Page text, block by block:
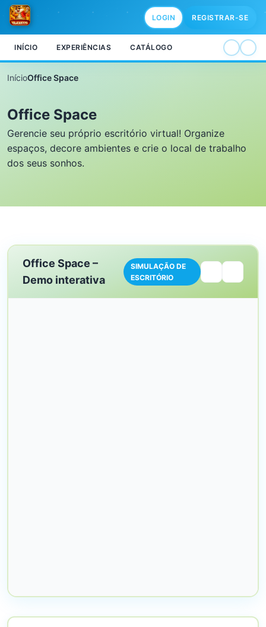
LOGIN REGISTRAR-SE
INÍCIO EXPERIÊNCIAS CATÁLOGO
InícioOffice Space
Office Space
Gerencie seu próprio escritório virtual! Organize
espaços, decore ambientes e crie o local de trabalho
dos seus sonhos.
Office Space –
Demo interativa
SIMULAÇÃO DE
ESCRITÓRIO